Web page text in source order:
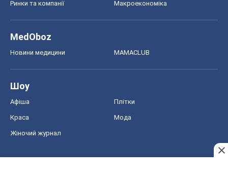
Ринки та компанії Макроекономіка
MedOboz
Новини медицини MAMACLUB
Шоу
Афіша Плітки
Краса Мода
Жіночий журнал